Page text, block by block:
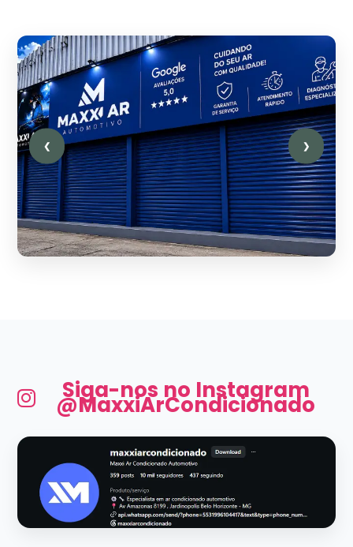
❮ ❯
Siga-nos no Instagram
@MaxxiArCondicionado